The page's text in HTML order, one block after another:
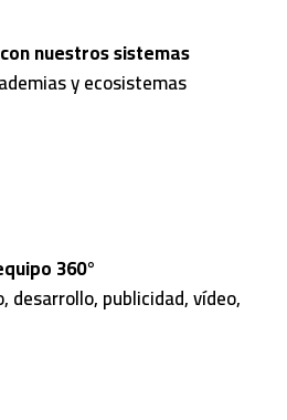
nuestros sistemas
y ecosistemas
360°
desarrollo, publicidad, vídeo,